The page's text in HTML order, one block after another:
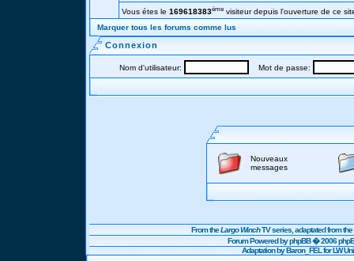
Vous étes le 169618383éme visiteur depuis l'ouverture de ce
Marquer tous les forums comme lus
Connexion
Nom d'utilisateur: Mot de passe:
Nouveaux
messages
From theLargo WinchTV series, adaptated from
Forum Powered byphpBB� 2006
Adaptation by Baron_FEL for LW